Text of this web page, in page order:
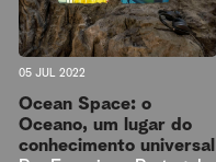
05 JUL 2022
Ocean Space: o
Oceano, um lugar do
conhecimento universal